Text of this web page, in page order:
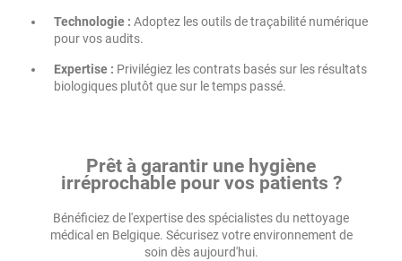
Technologie : Adoptez les outils de traçabilité numérique
pour vos audits.
Expertise : Privilégiez les contrats basés sur les résultats
biologiques plutôt que sur le temps passé.
Prêt à garantir une hygiène
irréprochable pour vos patients ?
Bénéficiez de l'expertise des spécialistes du nettoyage
médical en Belgique. Sécurisez votre environnement de
soin dès aujourd'hui.